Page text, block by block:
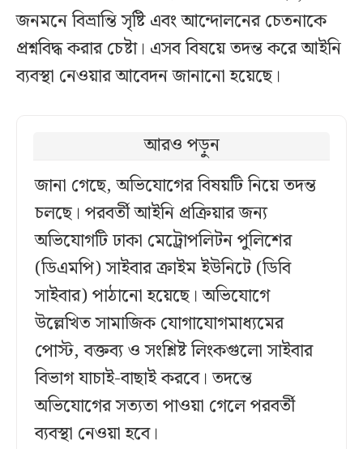
জনমনে বিভ্রান্তি সৃষ্টি এবং আন্দোলনের চেতনাকে
প্রশ্নবিদ্ধ করার চেষ্টা। এসব বিষয়ে তদন্ত করে আইনি
ব্যবস্থা নেওয়ার আবেদন জানানো হয়েছে।
আরও পড়ুন
জানা গেছে, অভিযোগের বিষয়টি নিয়ে তদন্ত
চলছে। পরবর্তী আইনি প্রক্রিয়ার জন্য
অভিযোগটি ঢাকা মেট্রোপলিটন পুলিশের
(ডিএমপি) সাইবার ক্রাইম ইউনিটে (ডিবি
সাইবার) পাঠানো হয়েছে। অভিযোগে
উল্লেখিত সামাজিক যোগাযোগমাধ্যমের
পোস্ট, বক্তব্য ও সংশ্লিষ্ট লিংকগুলো সাইবার
বিভাগ যাচাই-বাছাই করবে। তদন্তে
অভিযোগের সত্যতা পাওয়া গেলে পরবর্তী
ব্যবস্থা নেওয়া হবে।